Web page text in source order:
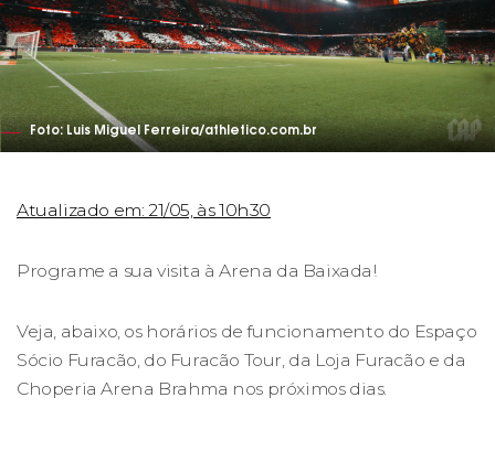
Foto: Luis Miguel Ferreira/athletico.com.br
Atualizado em: 21/05, às 10h30
Programe a sua visita à Arena da Baixada!
Veja, abaixo, os horários de funcionamento do Espaço
Sócio Furacão, do Furacão Tour, da Loja Furacão e da
Choperia Arena Brahma nos próximos dias.